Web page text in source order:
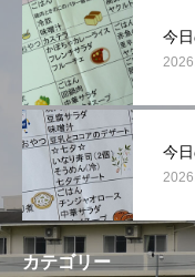
今
今
カテゴリー